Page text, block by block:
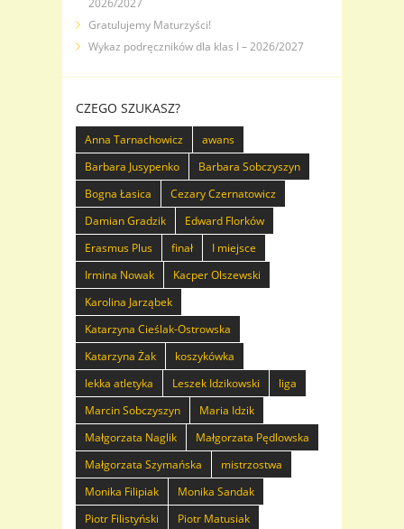
Gratulujemy Maturzyści!
Wykaz podręczników dla klas I – 2026/2027
CZEGO SZUKASZ?
Anna Tarnachowicz
awans
Barbara Jusypenko
Barbara Sobczyszyn
Bogna Łasica
Cezary Czernatowicz
Damian Gradzik
Edward Florków
Erasmus Plus
finał
I miejsce
Irmina Nowak
Kacper Olszewski
Karolina Jarząbek
Katarzyna Cieślak-Ostrowska
Katarzyna Żak
koszykówka
lekka atletyka
Leszek Idzikowski
liga
Marcin Sobczyszyn
Maria Idzik
Małgorzata Naglik
Małgorzata Pędlowska
Małgorzata Szymańska
mistrzostwa
Monika Filipiak
Monika Sandak
Piotr Filistyński
Piotr Matusiak